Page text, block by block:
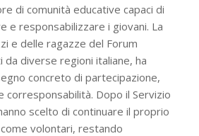
di comunità educative capaci di
e responsabilizzare i giovani. La
e delle ragazze del Forum
da diverse regioni italiane, ha
concreto di partecipazione,
corresponsabilità. Dopo il Servizio
scelto di continuare il proprio
volontari, restando